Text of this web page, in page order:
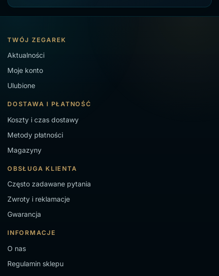
TWÓJ ZEGAREK
Aktualności
Moje konto
Ulubione
DOSTAWA I PŁATNOŚĆ
Koszty i czas dostawy
Metody płatności
Magazyny
OBSŁUGA KLIENTA
Często zadawane pytania
Zwroty i reklamacje
Gwarancja
INFORMACJE
O nas
Regulamin sklepu